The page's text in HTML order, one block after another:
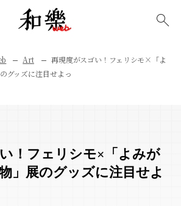
Art
再現度がスゴい！フェリシモ×「よ
グッズに注目せよっ
！フェリシモ×「よみが
」展のグッズに注目せよ